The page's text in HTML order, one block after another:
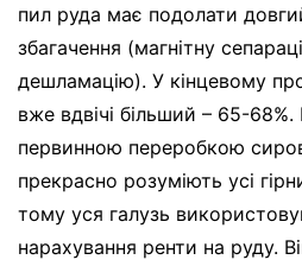
пил руда має подолати
збагачення (магнітну
дешламацію). У кінцевому
вже вдвічі більший – 65-
первинною переробкою
прекрасно розуміють усі
тому уся галузь
нарахування ренти на руду.